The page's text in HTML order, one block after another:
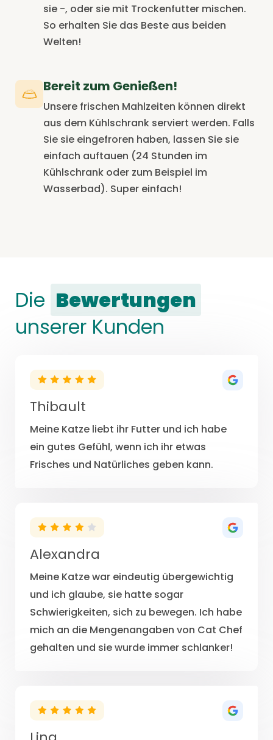
sie -, oder sie mit Trockenfutter mischen.
So erhalten Sie das Beste aus beiden
Welten!
Bereit zum Genießen!
Unsere frischen Mahlzeiten können direkt
aus dem Kühlschrank serviert werden. Falls
Sie sie eingefroren haben, lassen Sie sie
einfach auftauen (24 Stunden im
Kühlschrank oder zum Beispiel im
Wasserbad). Super einfach!
Die Bewertungen
unserer Kunden
Thibault
Meine Katze liebt ihr Futter und ich habe
ein gutes Gefühl, wenn ich ihr etwas
Frisches und Natürliches geben kann.
Alexandra
Meine Katze war eindeutig übergewichtig
und ich glaube, sie hatte sogar
Schwierigkeiten, sich zu bewegen. Ich habe
mich an die Mengenangaben von Cat Chef
gehalten und sie wurde immer schlanker!